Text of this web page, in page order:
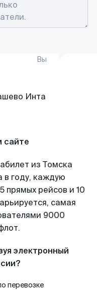
Вы
сайте
из Томска
в году, каждую
прямых рейсов и 10
самая
9000
электронный
перевозке